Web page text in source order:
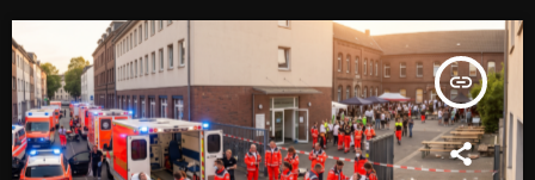
insert_link